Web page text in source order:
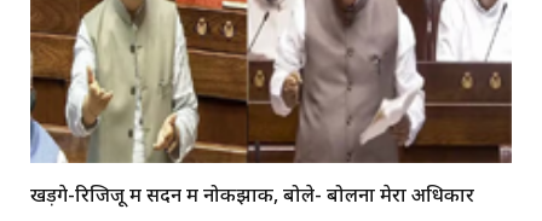
खड़गे-रिजिजू में सदन में नोकझोंक, बोले- बोलना मेरा अधिकार